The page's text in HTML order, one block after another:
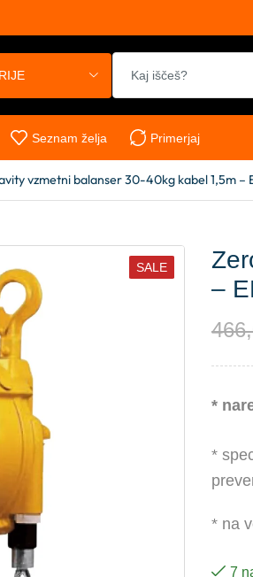
Seznam želja Primerjaj
vzmetni balanser 30-40kg kabel 1,5m –
SALE
–
*
*
* na
7